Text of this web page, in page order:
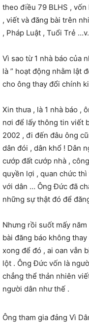
theo điều 79 BLHS , vốn
, viết và đăng bài trên
, Pháp Luật , Tuổi Trẻ
Vì sao từ 1 nhà báo của
là ” hoạt động nhằm lật
cho ông thay đổi chính
Xin thưa , là 1 nhà báo ,
nơi để lấy thông tin viết
2002 , đi đến đâu ông
dân đói , dân khổ ! Dân
cướp đất cướp nhà ,
quyền lợi , quan chức
với dân … Ông Đức đã
những sự thật đó để
Nhưng rồi suốt mấy
bài đăng báo không
xong để đó , ai oan vẫn
lột . Ông Đức vốn là
chẳng thể thản nhiên
người dân như thế .
Ông tham gia đảng Vì